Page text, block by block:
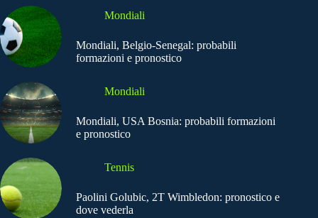
Mondiali
Mondiali, Belgio-Senegal: probabili
formazioni e pronostico
Mondiali
Mondiali, USA Bosnia: probabili formazioni
e pronostico
Tennis
Paolini Golubic, 2T Wimbledon: pronostico e
dove vederla